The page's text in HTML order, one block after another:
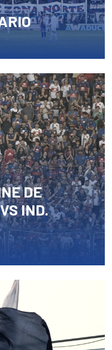
DE
IND.